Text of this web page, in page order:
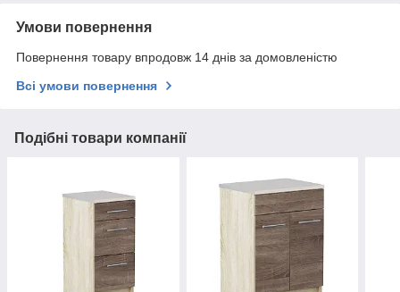
Умови повернення
Повернення товару впродовж 14 днів за домовленістю
Всі умови повернення
Подібні товари компанії